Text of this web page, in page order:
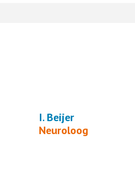
I. Beijer
Neuroloog